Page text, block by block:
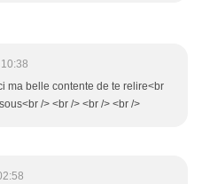
ma belle contente de te relire<br
/> <br /> <br /> <br />